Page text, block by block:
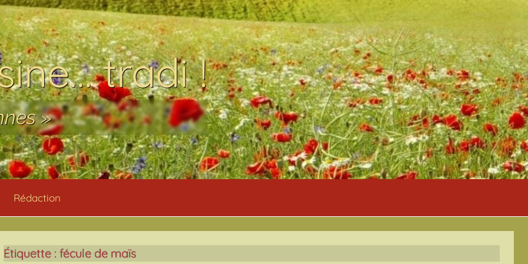
tradi !
»
Rédaction
Étiquette : fécule de maïs